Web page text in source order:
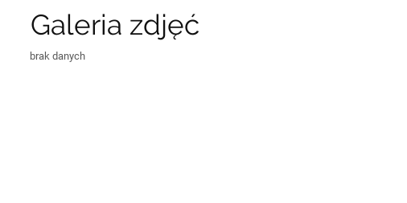
Galeria zdjęć
brak danych